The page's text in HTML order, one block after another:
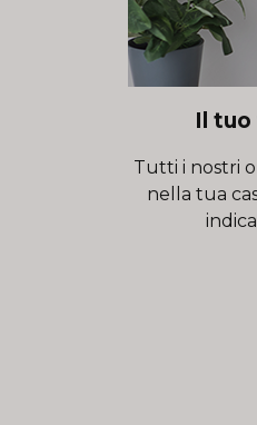
Il
Tutti i nostri
nella tua